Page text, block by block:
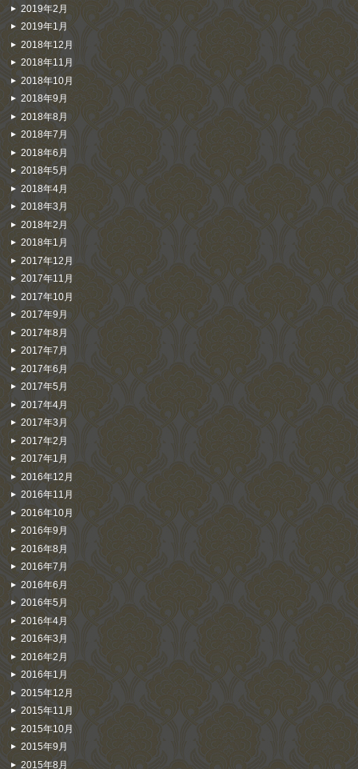
2019年2月
2019年1月
2018年12月
2018年11月
2018年10月
2018年9月
2018年8月
2018年7月
2018年6月
2018年5月
2018年4月
2018年3月
2018年2月
2018年1月
2017年12月
2017年11月
2017年10月
2017年9月
2017年8月
2017年7月
2017年6月
2017年5月
2017年4月
2017年3月
2017年2月
2017年1月
2016年12月
2016年11月
2016年10月
2016年9月
2016年8月
2016年7月
2016年6月
2016年5月
2016年4月
2016年3月
2016年2月
2016年1月
2015年12月
2015年11月
2015年10月
2015年9月
2015年8月